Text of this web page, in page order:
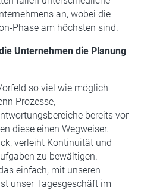
an, wobei die
Phase am höchsten sind.
Unternehmen die Planung
so viel wie möglich
Prozesse,
bereits vor
diese einen Wegweiser.
verleiht Kontinuität und
zu bewältigen.
einfach, mit unseren
unser Tagesgeschäft im